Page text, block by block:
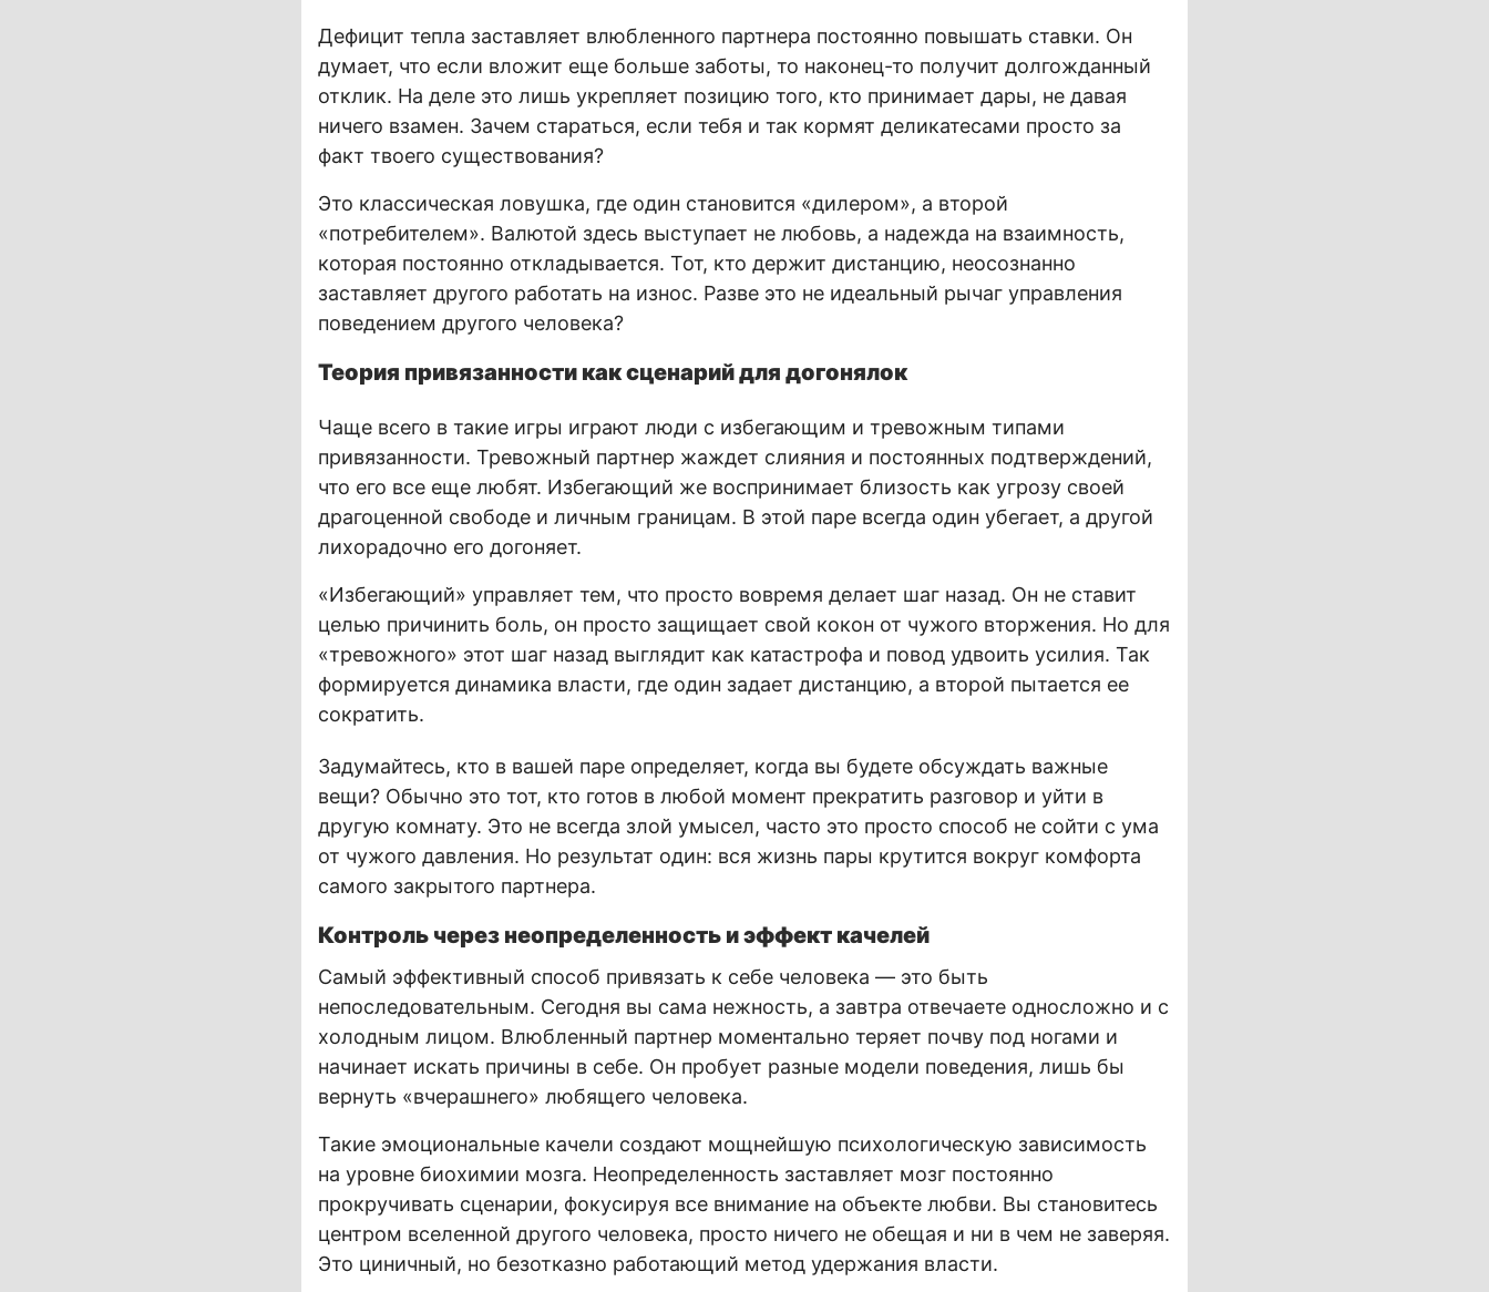
Дефицит тепла заставляет влюбленного партнера постоянно повышать ставки. Он
думает, что если вложит еще больше заботы, то наконец-то получит долгожданный
отклик. На деле это лишь укрепляет позицию того, кто принимает дары, не давая
ничего взамен. Зачем стараться, если тебя и так кормят деликатесами просто за
факт твоего существования?
Это классическая ловушка, где один становится «дилером», а второй
«потребителем». Валютой здесь выступает не любовь, а надежда на взаимность,
которая постоянно откладывается. Тот, кто держит дистанцию, неосознанно
заставляет другого работать на износ. Разве это не идеальный рычаг управления
поведением другого человека?
Теория привязанности как сценарий для догонялок
Чаще всего в такие игры играют люди с избегающим и тревожным типами
привязанности. Тревожный партнер жаждет слияния и постоянных подтверждений,
что его все еще любят. Избегающий же воспринимает близость как угрозу своей
драгоценной свободе и личным границам. В этой паре всегда один убегает, а другой
лихорадочно его догоняет.
«Избегающий» управляет тем, что просто вовремя делает шаг назад. Он не ставит
целью причинить боль, он просто защищает свой кокон от чужого вторжения. Но для
«тревожного» этот шаг назад выглядит как катастрофа и повод удвоить усилия. Так
формируется динамика власти, где один задает дистанцию, а второй пытается ее
сократить.
Задумайтесь, кто в вашей паре определяет, когда вы будете обсуждать важные
вещи? Обычно это тот, кто готов в любой момент прекратить разговор и уйти в
другую комнату. Это не всегда злой умысел, часто это просто способ не сойти с ума
от чужого давления. Но результат один: вся жизнь пары крутится вокруг комфорта
самого закрытого партнера.
Контроль через неопределенность и эффект качелей
Самый эффективный способ привязать к себе человека — это быть
непоследовательным. Сегодня вы сама нежность, а завтра отвечаете односложно и с
холодным лицом. Влюбленный партнер моментально теряет почву под ногами и
начинает искать причины в себе. Он пробует разные модели поведения, лишь бы
вернуть «вчерашнего» любящего человека.
Такие эмоциональные качели создают мощнейшую психологическую зависимость
на уровне биохимии мозга. Неопределенность заставляет мозг постоянно
прокручивать сценарии, фокусируя все внимание на объекте любви. Вы становитесь
центром вселенной другого человека, просто ничего не обещая и ни в чем не заверяя.
Это циничный, но безотказно работающий метод удержания власти.